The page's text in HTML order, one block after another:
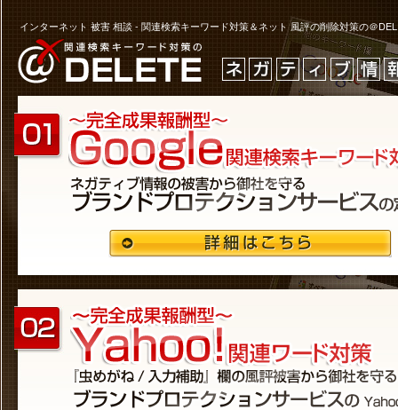
インターネット 被害 相談 - 関連検索キーワード対策＆ネット 風評の削除対策の＠